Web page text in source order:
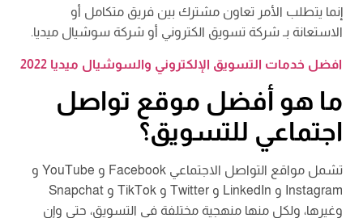
إنما يتطلب الأمر تعاون مشترك بين فريق متكامل أو
الاستعانة بـ شركة تسويق الكتروني أو شركة سوشيال ميديا.
افضل خدمات التسويق الإلكتروني والسوشيال ميديا 2022
ما هو أفضل موقع تواصل
اجتماعي للتسويق؟
تشمل مواقع التواصل الاجتماعي Facebook و YouTube و
Instagram و LinkedIn و Twitter و TikTok و Snapchat
وغيرها، ولكل منها منهجية مختلفة في التسويق، حتى وإن